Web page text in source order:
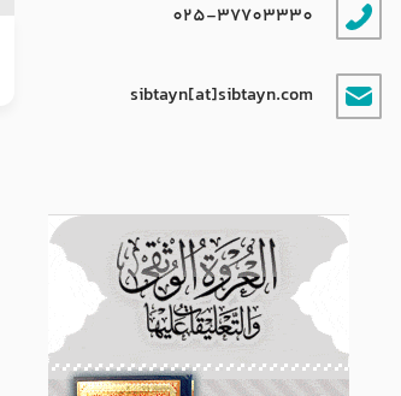
025-37703330
sibtayn[at]sibtayn.com